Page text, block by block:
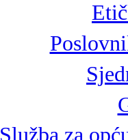
Služba za